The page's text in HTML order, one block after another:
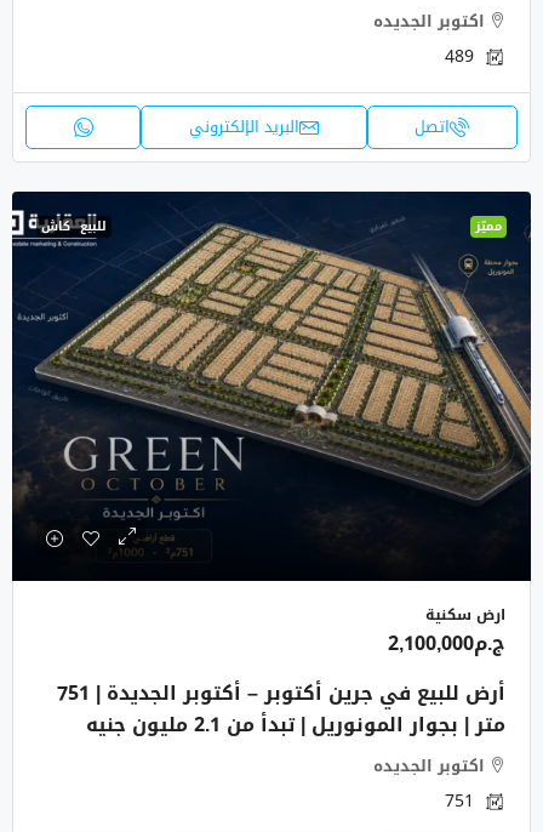
اكتوبر الجديده
489
اتصل البريد الإلكتروني
مميّز للبيع كاش
ارض سكنية
ج.م2,100,000
أرض للبيع في جرين أكتوبر – أكتوبر الجديدة | 751
متر | بجوار المونوريل | تبدأ من 2.1 مليون جنيه
اكتوبر الجديده
751